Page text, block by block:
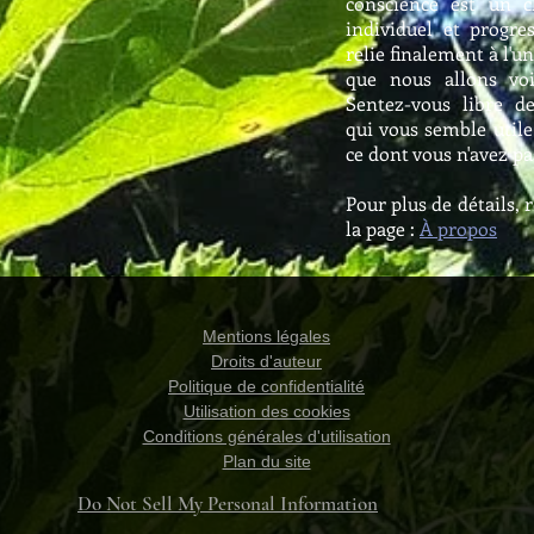
individuel et
relie finalement à
que nous allons
Sentez-vous libre
qui vous semble
ce dont vous n'avez
Pour plus de détails,
la page : À propos
Mentions légales
Droits d'auteur
Politique de confidentialité
Utilisation des cookies
Conditions générales d'utilisation
Plan du site
Do Not Sell My Personal Information